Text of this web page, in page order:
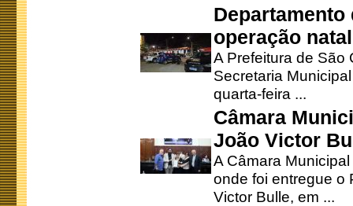
operação
A Prefeitura de São
Secretaria
quarta-feira ...
Câmara
João Victor
A Câmara
onde foi entregue o
Victor Bulle, em ...